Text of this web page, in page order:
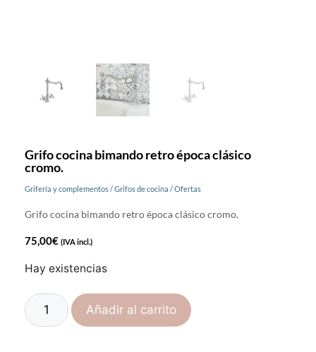
Grifo cocina bimando retro época clásico
cromo.
Grifería y complementos/Grifos de cocina /Ofertas
Grifo cocina bimando retro época clásico cromo.
75,00€ (IVA incl.)
Hay existencias
Añadir al carrito